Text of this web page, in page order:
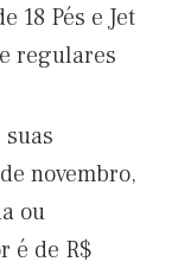
18 Pés e Jet
regulares
novembro,
ou
é de R$